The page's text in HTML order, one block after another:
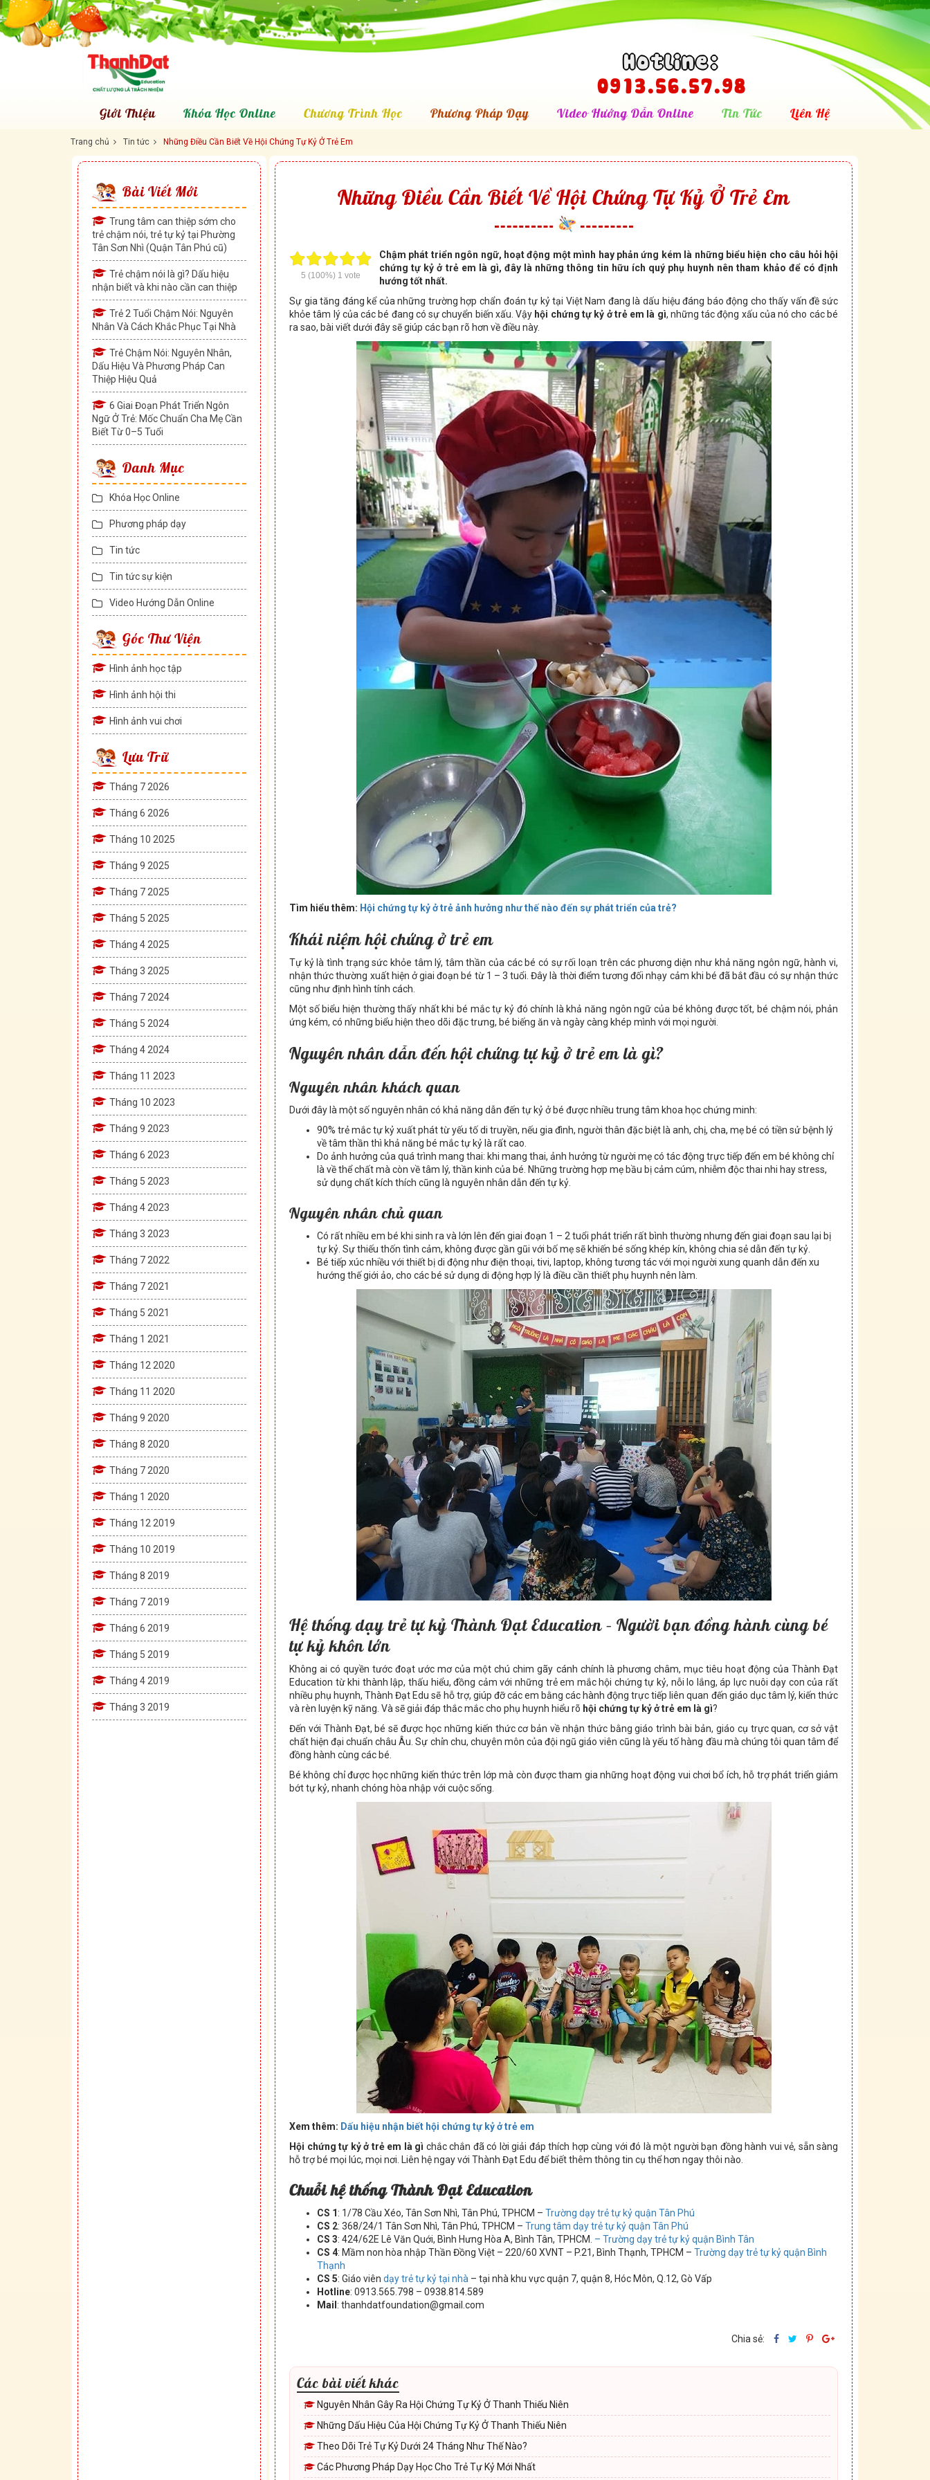
Hotline:
0913.56.57.98
Giới Thiệu Khóa Học Online Chương Trình Học Phương Pháp Dạy Video Hướng Dẫn Online Tin Tức Liên Hệ
Trang chủ Tin tức Những Điều Cần Biết Về Hội Chứng Tự Kỷ Ở Trẻ Em
Bài Viết Mới
Trung tâm can thiệp sớm cho
trẻ chậm nói, trẻ tự kỷ tại Phường
Tân Sơn Nhì (Quận Tân Phú cũ)
Trẻ chậm nói là gì? Dấu hiệu
nhận biết và khi nào cần can thiệp
Trẻ 2 Tuổi Chậm Nói: Nguyên
Nhân Và Cách Khắc Phục Tại Nhà
Trẻ Chậm Nói: Nguyên Nhân,
Dấu Hiệu Và Phương Pháp Can
Thiệp Hiệu Quả
6 Giai Đoạn Phát Triển Ngôn
Ngữ Ở Trẻ: Mốc Chuẩn Cha Mẹ Cần
Biết Từ 0–5 Tuổi
Danh Mục
Khóa Học Online
Phương pháp dạy
Tin tức
Tin tức sự kiện
Video Hướng Dẫn Online
Góc Thư Viện
Hình ảnh học tập
Hình ảnh hội thi
Hình ảnh vui chơi
Lưu Trữ
Tháng 7 2026
Tháng 6 2026
Tháng 10 2025
Tháng 9 2025
Tháng 7 2025
Tháng 5 2025
Tháng 4 2025
Tháng 3 2025
Tháng 7 2024
Tháng 5 2024
Tháng 4 2024
Tháng 11 2023
Tháng 10 2023
Tháng 9 2023
Tháng 6 2023
Tháng 5 2023
Tháng 4 2023
Tháng 3 2023
Tháng 7 2022
Tháng 7 2021
Tháng 5 2021
Tháng 1 2021
Tháng 12 2020
Tháng 11 2020
Tháng 9 2020
Tháng 8 2020
Tháng 7 2020
Tháng 1 2020
Tháng 12 2019
Tháng 10 2019
Tháng 8 2019
Tháng 7 2019
Tháng 6 2019
Tháng 5 2019
Tháng 4 2019
Tháng 3 2019
Những Điều Cần Biết Về Hội Chứng Tự Kỷ Ở Trẻ Em
5 (100%) 1 vote
Chậm phát triển ngôn ngữ, hoạt động một mình hay phản ứng kém là những biểu hiện cho câu hỏi hội
chứng tự kỷ ở trẻ em là gì, đây là những thông tin hữu ích quý phụ huynh nên tham khảo để có định
hướng tốt nhất.
Sự gia tăng đáng kể của những trường hợp chẩn đoán tự kỷ tại Việt Nam đang là dấu hiệu đáng báo động cho thấy vấn đề sức
khỏe tâm lý của các bé đang có sự chuyển biến xấu. Vậy hội chứng tự kỷ ở trẻ em là gì, những tác động xấu của nó cho các bé
ra sao, bài viết dưới đây sẽ giúp các bạn rõ hơn về điều này.
Tìm hiểu thêm: Hội chứng tự kỷ ở trẻ ảnh hưởng như thế nào đến sự phát triển của trẻ?
Khái niệm hội chứng ở trẻ em
Tự kỷ là tình trạng sức khỏe tâm lý, tâm thần của các bé có sự rối loạn trên các phương diện như khả năng ngôn ngữ, hành vi,
nhận thức thường xuất hiện ở giai đoạn bé từ 1 – 3 tuổi. Đây là thời điểm tương đối nhạy cảm khi bé đã bắt đầu có sự nhận thức
cũng như định hình tính cách.
Một số biểu hiện thường thấy nhất khi bé mắc tự kỷ đó chính là khả năng ngôn ngữ của bé không được tốt, bé chậm nói, phản
ứng kém, có những biểu hiện theo dõi đặc trưng, bé biếng ăn và ngày càng khép mình với mọi người.
Nguyên nhân dẫn đến hội chứng tự kỷ ở trẻ em là gì?
Nguyên nhân khách quan
Dưới đây là một số nguyên nhân có khả năng dẫn đến tự kỷ ở bé được nhiều trung tâm khoa học chứng minh:
90% trẻ mắc tự kỷ xuất phát từ yếu tố di truyền, nếu gia đình, người thân đặc biệt là anh, chị, cha, mẹ bé có tiền sử bệnh lý
về tâm thần thì khả năng bé mắc tự kỷ là rất cao.
Do ảnh hưởng của quá trình mang thai: khi mang thai, ảnh hưởng từ người mẹ có tác động trực tiếp đến em bé không chỉ
là về thể chất mà còn về tâm lý, thần kinh của bé. Những trường hợp mẹ bầu bị cảm cúm, nhiễm độc thai nhi hay stress,
sử dụng chất kích thích cũng là nguyên nhân dẫn đến tự kỷ.
Nguyên nhân chủ quan
Có rất nhiều em bé khi sinh ra và lớn lên đến giai đoạn 1 – 2 tuổi phát triển rất bình thường nhưng đến giai đoạn sau lại bị
tự kỷ. Sự thiếu thốn tình cảm, không được gần gũi với bố mẹ sẽ khiến bé sống khép kín, không chia sẻ dẫn đến tự kỷ.
Bé tiếp xúc nhiều với thiết bị di động như điện thoại, tivi, laptop, không tương tác với mọi người xung quanh dẫn đến xu
hướng thế giới ảo, cho các bé sử dụng di động hợp lý là điều cần thiết phụ huynh nên làm.
Hệ thống dạy trẻ tự kỷ Thành Đạt Education – Người bạn đồng hành cùng bé
tự kỷ khôn lớn
Không ai có quyền tước đoạt ước mơ của một chú chim gãy cánh chính là phương châm, mục tiêu hoạt động của Thành Đạt
Education từ khi thành lập, thấu hiểu, đồng cảm với những trẻ em mắc hội chứng tự kỷ, nỗi lo lắng, áp lực nuôi dạy con của rất
nhiều phụ huynh, Thành Đạt Edu sẽ hỗ trợ, giúp đỡ các em bằng các hành động trực tiếp liên quan đến giáo dục tâm lý, kiến thức
và rèn luyện kỹ năng. Và sẽ giải đáp thắc mắc cho phụ huynh hiểu rõ hội chứng tự kỷ ở trẻ em là gì?
Đến với Thành Đạt, bé sẽ được học những kiến thức cơ bản về nhận thức bằng giáo trình bài bản, giáo cụ trực quan, cơ sở vật
chất hiện đại chuẩn châu Âu. Sự chỉn chu, chuyên môn của đội ngũ giáo viên cũng là yếu tố hàng đầu mà chúng tôi quan tâm để
đồng hành cùng các bé.
Bé không chỉ được học những kiến thức trên lớp mà còn được tham gia những hoạt động vui chơi bổ ích, hỗ trợ phát triển giảm
bớt tự kỷ, nhanh chóng hòa nhập với cuộc sống.
Xem thêm: Dấu hiệu nhận biết hội chứng tự kỷ ở trẻ em
Hội chứng tự kỷ ở trẻ em là gì chắc chắn đã có lời giải đáp thích hợp cùng với đó là một người bạn đồng hành vui vẻ, sẵn sàng
hỗ trợ bé mọi lúc, mọi nơi. Liên hệ ngay với Thành Đạt Edu để biết thêm thông tin cụ thể hơn ngay thôi nào.
Chuỗi hệ thống Thành Đạt Education
CS 1 : 1/78 Cầu Xéo, Tân Sơn Nhì, Tân Phú, TPHCM – Trường dạy trẻ tự kỷ quận Tân Phú
CS 2: 368/24/1 Tân Sơn Nhì, Tân Phú, TPHCM – Trung tâm dạy trẻ tự kỷ quận Tân Phú
CS 3: 424/62E Lê Văn Quới, Bình Hưng Hòa A, Bình Tân, TPHCM. – Trường dạy trẻ tự kỷ quận Bình Tân
CS 4: Mầm non hòa nhập Thần Đồng Việt – 220/60 XVNT – P.21, Bình Thạnh, TPHCM – Trường dạy trẻ tự kỷ quận Bình
Thạnh
CS 5: Giáo viên dạy trẻ tự kỷ tại nhà – tại nhà khu vực quận 7, quận 8, Hóc Môn, Q.12, Gò Vấp
Hotline: 0913.565.798 – 0938.814.589
Mail : thanhdatfoundation@gmail.com
Chia sẻ:
Các bài viết khác
Nguyên Nhân Gây Ra Hội Chứng Tự Kỷ Ở Thanh Thiếu Niên
Những Dấu Hiệu Của Hội Chứng Tự Kỷ Ở Thanh Thiếu Niên
Theo Dõi Trẻ Tự Kỷ Dưới 24 Tháng Như Thế Nào?
Các Phương Pháp Dạy Học Cho Trẻ Tự Kỷ Mới Nhất